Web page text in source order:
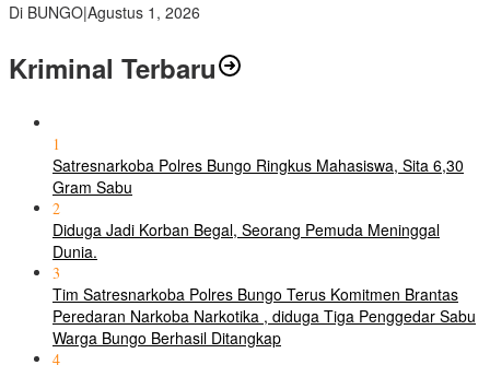
Di BUNGO|Agustus 1, 2026
Kriminal Terbaru
1
Satresnarkoba Polres Bungo Ringkus Mahasiswa, Sita 6,30
Gram Sabu
2
Diduga Jadi Korban Begal, Seorang Pemuda Meninggal
Dunia.
3
Tim Satresnarkoba Polres Bungo Terus Komitmen Brantas
Peredaran Narkoba Narkotika , diduga Tiga Penggedar Sabu
Warga Bungo Berhasil Ditangkap
4